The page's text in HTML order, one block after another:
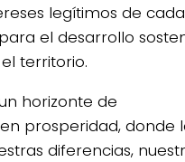
legítimos de cada
el desarrollo
territorio.
horizonte de
prosperidad, donde
diferencias,